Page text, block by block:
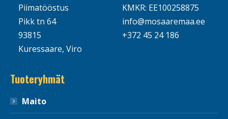
Piimatööstus
Pikk tn 64
93815
Kuressaare, Viro
KMKR: EE100258875
info@mosaaremaa.ee
+372 45 24 186
Tuoteryhmät
Maito